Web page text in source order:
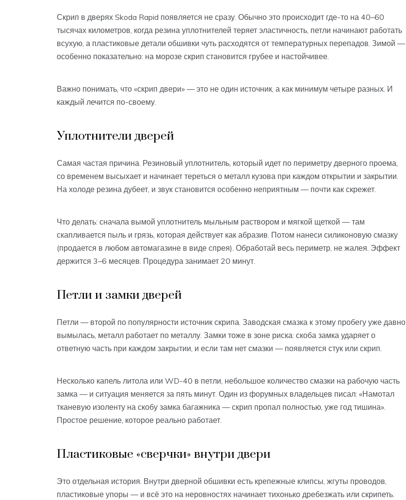
Скрип в дверях Skoda Rapid появляется не сразу. Обычно это происходит где-то на 40–60
тысячах километров, когда резина уплотнителей теряет эластичность, петли начинают работать
всухую, а пластиковые детали обшивки чуть расходятся от температурных перепадов. Зимой —
особенно показательно: на морозе скрип становится грубее и настойчивее.
Важно понимать, что «скрип двери» — это не один источник, а как минимум четыре разных. И
каждый лечится по-своему.
Уплотнители дверей
Самая частая причина. Резиновый уплотнитель, который идет по периметру дверного проема,
со временем высыхает и начинает тереться о металл кузова при каждом открытии и закрытии.
На холоде резина дубеет, и звук становится особенно неприятным — почти как скрежет.
Что делать: сначала вымой уплотнитель мыльным раствором и мягкой щеткой — там
скапливается пыль и грязь, которая действует как абразив. Потом нанеси силиконовую смазку
(продается в любом автомагазине в виде спрея). Обработай весь периметр, не жалея. Эффект
держится 3–6 месяцев. Процедура занимает 20 минут.
Петли и замки дверей
Петли — второй по популярности источник скрипа. Заводская смазка к этому пробегу уже давно
вымылась, металл работает по металлу. Замки тоже в зоне риска: скоба замка ударяет о
ответную часть при каждом закрытии, и если там нет смазки — появляется стук или скрип.
Несколько капель литола или WD-40 в петли, небольшое количество смазки на рабочую часть
замка — и ситуация меняется за пять минут. Один из форумных владельцев писал: «Намотал
тканевую изоленту на скобу замка багажника — скрип пропал полностью, уже год тишина».
Простое решение, которое реально работает.
Пластиковые «сверчки» внутри двери
Это отдельная история. Внутри дверной обшивки есть крепежные клипсы, жгуты проводов,
пластиковые упоры — и всё это на неровностях начинает тихонько дребезжать или скрипеть.